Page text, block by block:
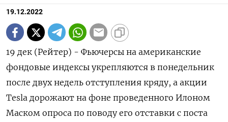
19.12.2022
19 дек (Рейтер) - Фьючерсы на американские
фондовые индексы укрепляются в понедельник
после двух недель отступления кряду, а акции
Tesla дорожают на фоне проведенного Илоном
Маском опроса по поводу его отставки с поста